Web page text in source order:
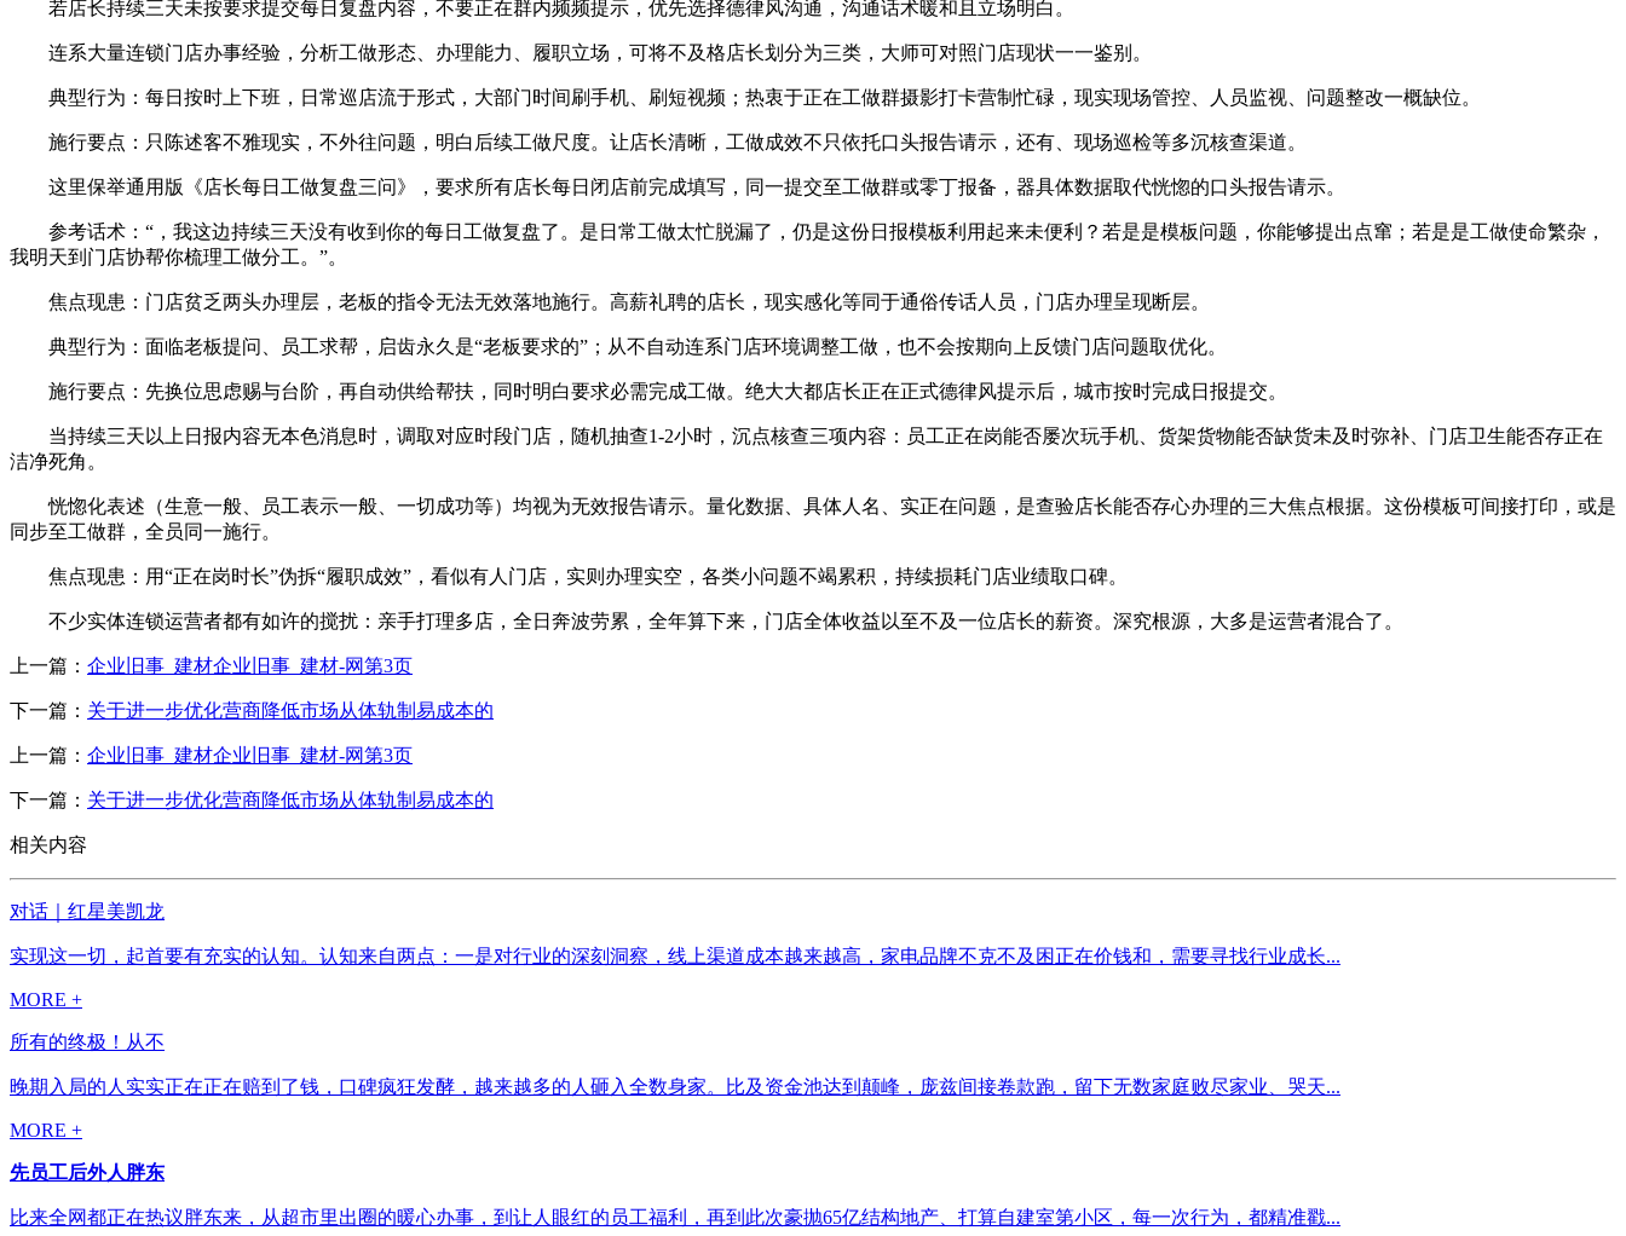
若店长持续三天未按要求提交每日复盘内容，不要正在群内频频提示，优先选择德律风沟通，沟通话术暖和且立场明白。
连系大量连锁门店办事经验，分析工做形态、办理能力、履职立场，可将不及格店长划分为三类，大师可对照门店现状一一鉴别。
典型行为：每日按时上下班，日常巡店流于形式，大部门时间刷手机、刷短视频；热衷于正在工做群摄影打卡营制忙碌，现实现场管控、人员监视、问题整改一概缺位。
施行要点：只陈述客不雅现实，不外往问题，明白后续工做尺度。让店长清晰，工做成效不只依托口头报告请示，还有、现场巡检等多沉核查渠道。
这里保举通用版《店长每日工做复盘三问》，要求所有店长每日闭店前完成填写，同一提交至工做群或零丁报备，器具体数据取代恍惚的口头报告请示。
参考话术：“，我这边持续三天没有收到你的每日工做复盘了。是日常工做太忙脱漏了，仍是这份日报模板利用起来未便利？若是是模板问题，你能够提出点窜；若是是工做使命繁杂，
我明天到门店协帮你梳理工做分工。”。
焦点现患：门店贫乏两头办理层，老板的指令无法无效落地施行。高薪礼聘的店长，现实感化等同于通俗传话人员，门店办理呈现断层。
典型行为：面临老板提问、员工求帮，启齿永久是“老板要求的”；从不自动连系门店环境调整工做，也不会按期向上反馈门店问题取优化。
施行要点：先换位思虑赐与台阶，再自动供给帮扶，同时明白要求必需完成工做。绝大大都店长正在正式德律风提示后，城市按时完成日报提交。
当持续三天以上日报内容无本色消息时，调取对应时段门店，随机抽查1-2小时，沉点核查三项内容：员工正在岗能否屡次玩手机、货架货物能否缺货未及时弥补、门店卫生能否存正在
洁净死角。
恍惚化表述（生意一般、员工表示一般、一切成功等）均视为无效报告请示。量化数据、具体人名、实正在问题，是查验店长能否存心办理的三大焦点根据。这份模板可间接打印，或是
同步至工做群，全员同一施行。
焦点现患：用“正在岗时长”伪拆“履职成效”，看似有人门店，实则办理实空，各类小问题不竭累积，持续损耗门店业绩取口碑。
不少实体连锁运营者都有如许的搅扰：亲手打理多店，全日奔波劳累，全年算下来，门店全体收益以至不及一位店长的薪资。深究根源，大多是运营者混合了。
上一篇： 企业旧事_建材企业旧事_建材-网第3页
下一篇： 关于进一步优化营商降低市场从体轨制易成本的
上一篇： 企业旧事_建材企业旧事_建材-网第3页
下一篇： 关于进一步优化营商降低市场从体轨制易成本的
相关内容
对话｜红星美凯龙
实现这一切，起首要有充实的认知。认知来自两点：一是对行业的深刻洞察，线上渠道成本越来越高，家电品牌不克不及困正在价钱和，需要寻找行业成长...
MORE +
所有的终极！从不
晚期入局的人实实正在正在赔到了钱，口碑疯狂发酵，越来越多的人砸入全数身家。比及资金池达到颠峰，庞兹间接卷款跑，留下无数家庭败尽家业、哭天...
MORE +
先员工后外人胖东
比来全网都正在热议胖东来，从超市里出圈的暖心办事，到让人眼红的员工福利，再到此次豪抛65亿结构地产、打算自建室第小区，每一次行为，都精准戳...